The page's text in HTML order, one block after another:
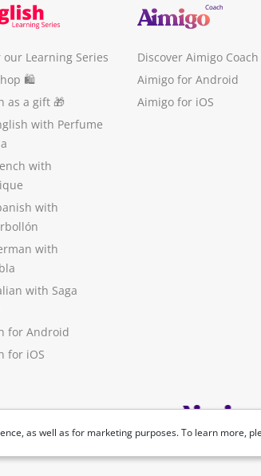
as well as for marketing purposes. To learn more,
our Learning Series
🛍
as a gift 🎁
with Perfume
with
with
with
with Saga
for Android
for iOS
Discover Aimigo Coach
Aimigo for Android
Aimigo for iOS